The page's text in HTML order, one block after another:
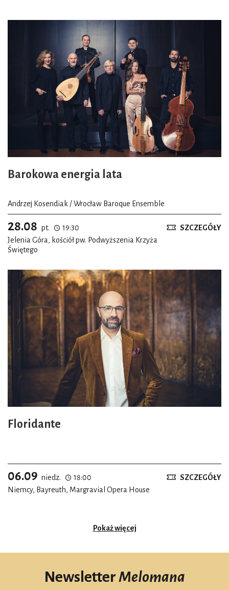
Barokowa energia lata
Andrzej Kosendiak / Wrocław Baroque Ensemble
28.08 pt.
19:30
Jelenia Góra, kościół pw. Podwyższenia Krzyża
Świętego
SZCZEGÓŁY
Floridante
06.09 niedz.
18:00
Niemcy, Bayreuth, Margravial Opera House
SZCZEGÓŁY
Pokaż więcej
NewsletterMelomana